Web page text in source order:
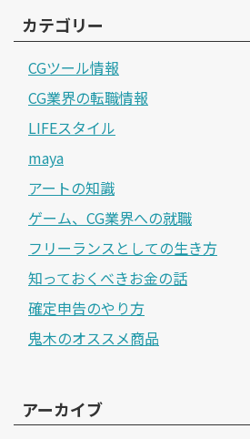
カテゴリー
CGツール情報
CG業界の転職情報
LIFEスタイル
maya
アートの知識
ゲーム、CG業界への就職
フリーランスとしての生き方
知っておくべきお金の話
確定申告のやり方
鬼木のオススメ商品
アーカイブ